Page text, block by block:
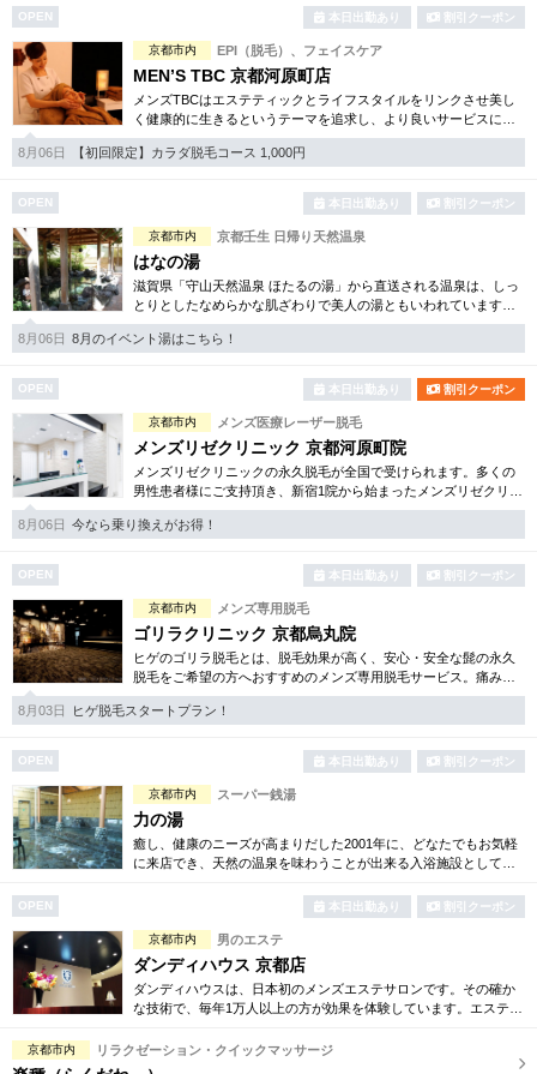
OPEN 本日出勤あり 割引クーポン
京都市内 EPI（脱毛）、フェイスケア
MEN’S TBC 京都河原町店
メンズTBCはエステティックとライフスタイルをリンクさせ美し
く健康的に生きるというテーマを追求し、より良いサービスに努
めています。自社開発のホームケア化粧品も多数。お得な体験コ
ースは必見です。
8月06日 【初回限定】カラダ脱毛コース 1,000円
OPEN 本日出勤あり 割引クーポン
京都市内 京都壬生 日帰り天然温泉
はなの湯
滋賀県「守山天然温泉 ほたるの湯」から直送される温泉は、しっ
とりとしたなめらかな肌ざわりで美人の湯ともいわれています。
再入浴OKシステムやバラエティー豊かなイベント湯なども楽しみ
の一つです。
8月06日 8月のイベント湯はこちら！
OPEN 本日出勤あり 割引クーポン
京都市内 メンズ医療レーザー脱毛
メンズリゼクリニック 京都河原町院
メンズリゼクリニックの永久脱毛が全国で受けられます。多くの
男性患者様にご支持頂き、新宿1院から始まったメンズリゼクリニ
ックが、現在では提携院含め全国10院を展開するクリニックにな
りました。
8月06日 今なら乗り換えがお得！
OPEN 本日出勤あり 割引クーポン
京都市内 メンズ専用脱毛
ゴリラクリニック 京都烏丸院
ヒゲのゴリラ脱毛とは、脱毛効果が高く、安心・安全な髭の永久
脱毛をご希望の方へおすすめのメンズ専用脱毛サービス。痛みに
弱い方には医療用麻酔を3種ご用意、医療認可の脱毛機のみを使
用。スキンケアも万全です。
8月03日 ヒゲ脱毛スタートプラン！
OPEN 本日出勤あり 割引クーポン
京都市内 スーパー銭湯
力の湯
癒し、健康のニーズが高まりだした2001年に、どなたでもお気軽
に来店でき、天然の温泉を味わうことが出来る入浴施設として伏
OPEN 本日出勤あり 割引クーポン
京都市内 男のエステ
ダンディハウス 京都店
ダンディハウスは、日本初のメンズエステサロンです。その確か
な技術で、毎年1万人以上の方が効果を体験しています。エステは
ースも取り揃えています。
京都市内 リラクゼーション・クイックマッサージ